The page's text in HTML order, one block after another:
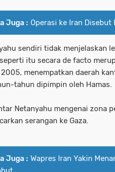
Juga : Operasi ke Iran
sendiri tidak menjelaskan
itu secara de facto
menempatkan daerah
tahun dipimpin oleh Hamas.
Netanyahu mengenai zona
serangan ke Gaza.
Juga : Wapres Iran Yakin